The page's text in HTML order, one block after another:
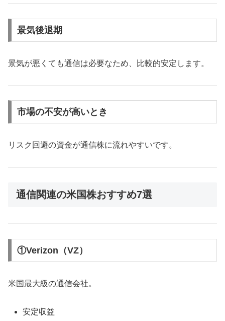
景気後退期
景気が悪くても通信は必要なため、比較的安定します。
市場の不安が高いとき
リスク回避の資金が通信株に流れやすいです。
通信関連の米国株おすすめ7選
①Verizon（VZ）
米国最大級の通信会社。
安定収益